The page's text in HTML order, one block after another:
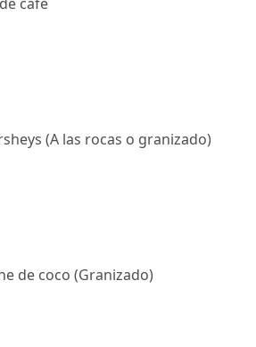
café
(A las rocas o granizado)
de coco (Granizado)